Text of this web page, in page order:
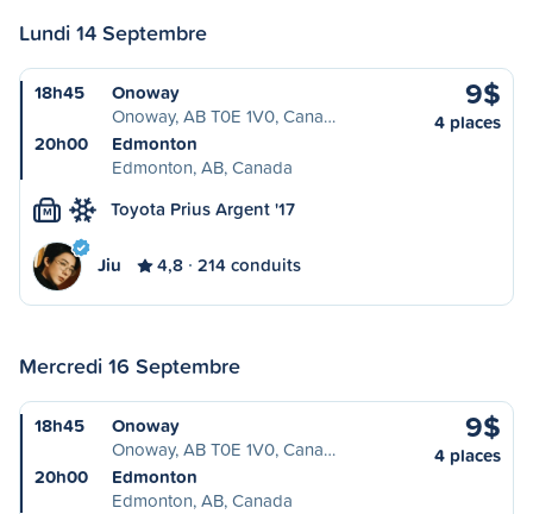
Lundi 14 Septembre
18h45
Onoway
Onoway, AB T0E 1V0, Cana…
20h00
Edmonton
Edmonton, AB, Canada
9$
4 places
M Toyota Prius Argent '17
Jiu 4,8 214 conduits
Mercredi 16 Septembre
18h45
Onoway
Onoway, AB T0E 1V0, Cana…
20h00
Edmonton
Edmonton, AB, Canada
9$
4 places